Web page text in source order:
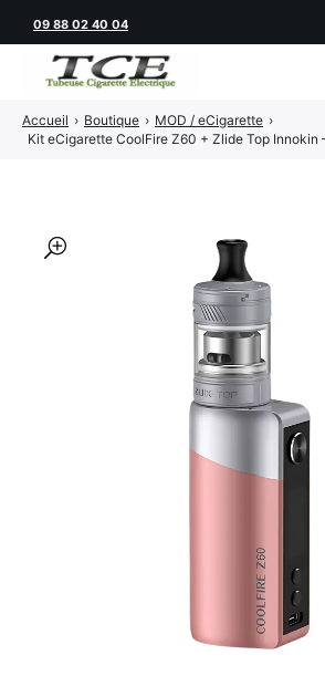
🔍
Accueil › Boutique › MOD / eCigarette ›
Kit eCigarette CoolFire Z60 + Zlide Top Innokin
09 88 02 40 04
Tubeuses